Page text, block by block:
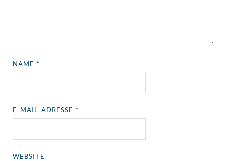
NAME*
E-MAIL-ADRESSE*
WEBSITE